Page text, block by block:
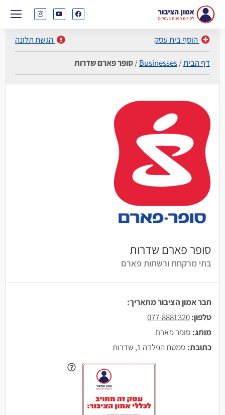
הוסף בית עסק הגשת תלונה
דף הבית/
Businesses
/סופר פארם שדרות
סופר פארם שדרות
בתי מרקחת ורשתות פארם
חבר אמון הציבור מתאריך:
טלפון:077-8881320
מותג: סופר פארם
כתובת: סמטת הפלדה 1, שדרות